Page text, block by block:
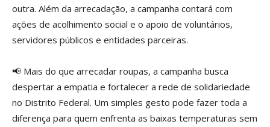
outra. Além da arrecadação, a campanha contará com
ações de acolhimento social e o apoio de voluntários,
servidores públicos e entidades parceiras.
📢 Mais do que arrecadar roupas, a campanha busca
despertar a empatia e fortalecer a rede de solidariedade
no Distrito Federal. Um simples gesto pode fazer toda a
diferença para quem enfrenta as baixas temperaturas sem